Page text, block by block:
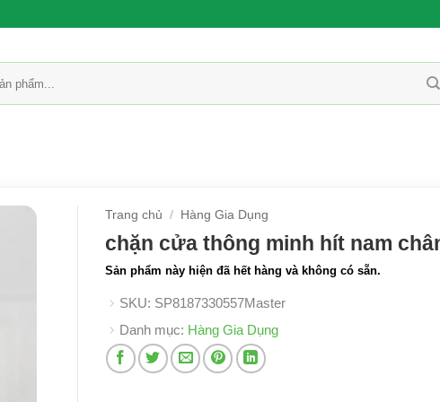
Trang chủ / Hàng Gia Dụng
chặn cửa thông minh hít nam
Sản phẩm này hiện đã hết hàng và không có sẵn.
SKU: SP8187330557Master
Danh mục: Hàng Gia Dụng